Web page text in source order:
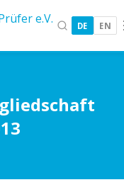
DE EN